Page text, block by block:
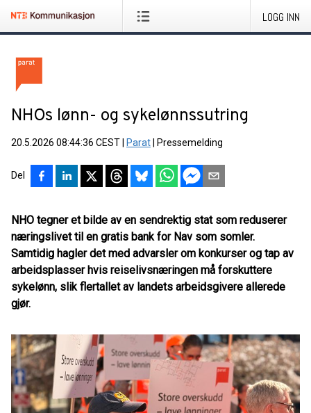
LOGG INN
NHOs lønn- og sykelønnssutring
20.5.2026 08:44:36 CEST Parat Pressemelding
Del
NHO tegner et bilde av en sendrektig stat som reduserer
næringslivet til en gratis bank for Nav som somler.
Samtidig hagler det med advarsler om konkurser og tap av
arbeidsplasser hvis reiselivsnæringen må forskuttere
sykelønn, slik flertallet av landets arbeidsgivere allerede
gjør.